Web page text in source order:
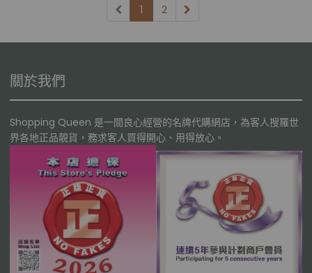
1 2
關於我們
Shopping Queen 是一間良心經營的名牌代購網店，為客人搜羅世
界各地正品靚貨，務求客人買得開心、用得放心。